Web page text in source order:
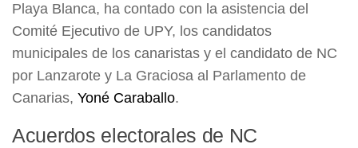
Playa Blanca, ha contado con la asistencia del
Comité Ejecutivo de UPY, los candidatos
municipales de los canaristas y el candidato de NC
por Lanzarote y La Graciosa al Parlamento de
Canarias, Yoné Caraballo.
Acuerdos electorales de NC